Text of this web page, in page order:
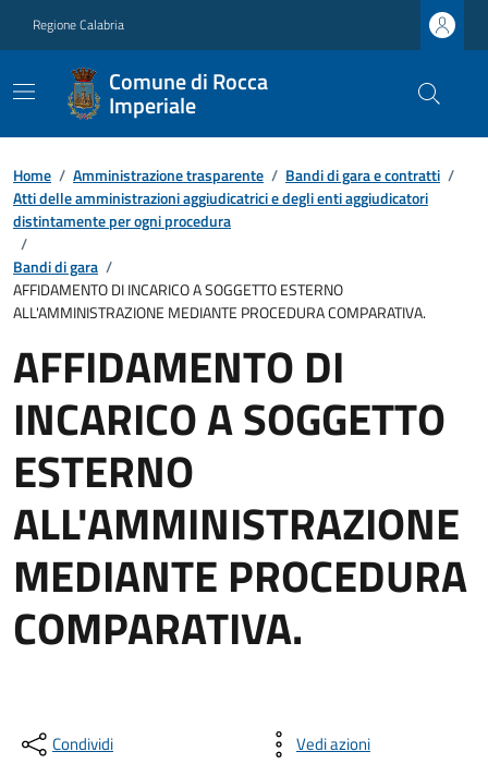
Regione Calabria
Comune di Rocca
Imperiale
Home / Amministrazione trasparente / Bandi di gara e contratti /
Atti delle amministrazioni aggiudicatrici e degli enti aggiudicatori
distintamente per ogni procedura
/
Bandi di gara /
AFFIDAMENTO DI INCARICO A SOGGETTO ESTERNO
ALL'AMMINISTRAZIONE MEDIANTE PROCEDURA COMPARATIVA.
AFFIDAMENTO DI
INCARICO A SOGGETTO
ESTERNO
ALL'AMMINISTRAZIONE
MEDIANTE PROCEDURA
COMPARATIVA.
Condividi Vedi azioni